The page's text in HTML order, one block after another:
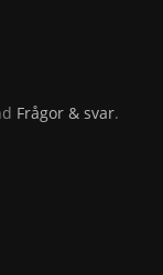
Frågor & svar.